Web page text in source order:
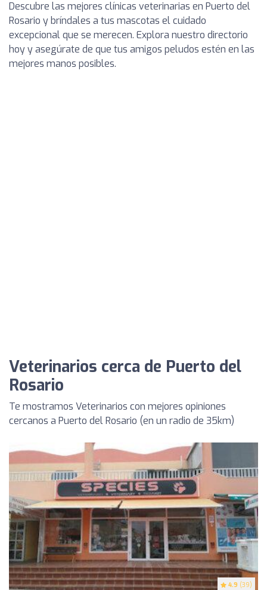
Descubre las mejores clínicas veterinarias en Puerto del
Rosario y bríndales a tus mascotas el cuidado
excepcional que se merecen. Explora nuestro directorio
hoy y asegúrate de que tus amigos peludos estén en las
mejores manos posibles.
Veterinarios cerca de Puerto del
Rosario
Te mostramos Veterinarios con mejores opiniones
cercanos a Puerto del Rosario (en un radio de 35km)
4.9 (39)